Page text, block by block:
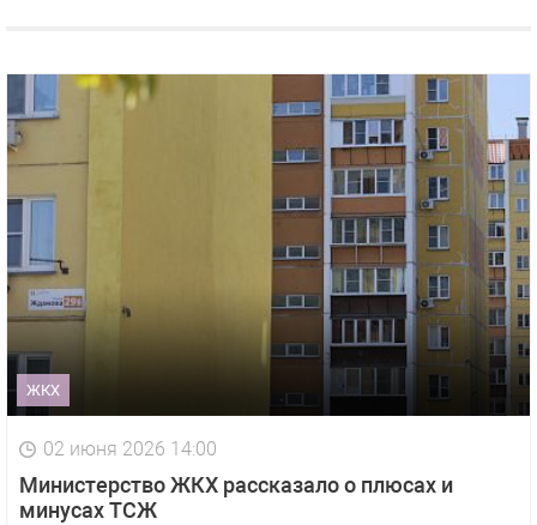
ЖКХ
02 июня 2026 14:00
Министерство ЖКХ рассказало о плюсах и
минусах ТСЖ